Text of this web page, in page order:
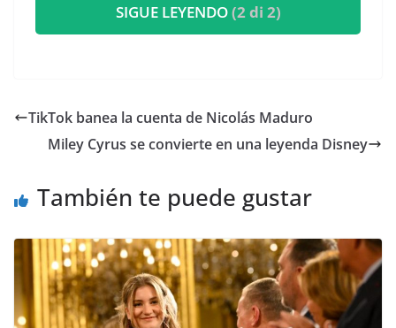
SIGUE LEYENDO(2 di 2)
TikTok banea la cuenta de Nicolás Maduro
Miley Cyrus se convierte en una leyenda Disney
También te puede gustar